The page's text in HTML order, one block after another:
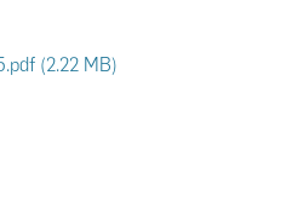
(2.22 MB)